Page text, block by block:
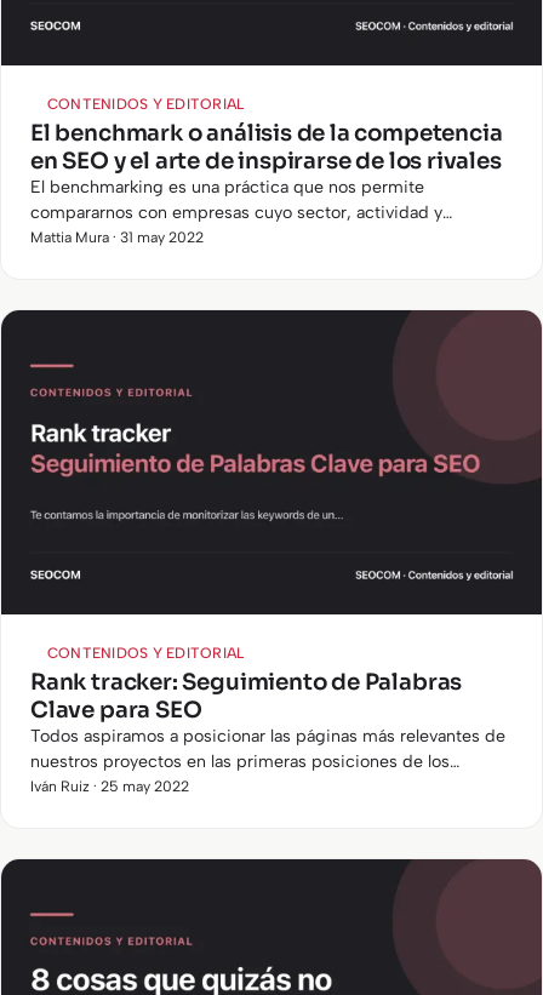
CONTENIDOS Y EDITORIAL
El benchmark o análisis de la competencia
en SEO y el arte de inspirarse de los rivales
El benchmarking es una práctica que nos permite
compararnos con empresas cuyo sector, actividad y
posicionamiento sean similares a los nuestros e inspirarnos
Mattia Mura · 31 may 2022
CONTENIDOS Y EDITORIAL
Rank tracker: Seguimiento de Palabras
Clave para SEO
Todos aspiramos a posicionar las páginas más relevantes de
nuestros proyectos en las primeras posiciones de los
motores de búsqueda. Pero como sucede con un barco, no
Iván Ruiz · 25 may 2022